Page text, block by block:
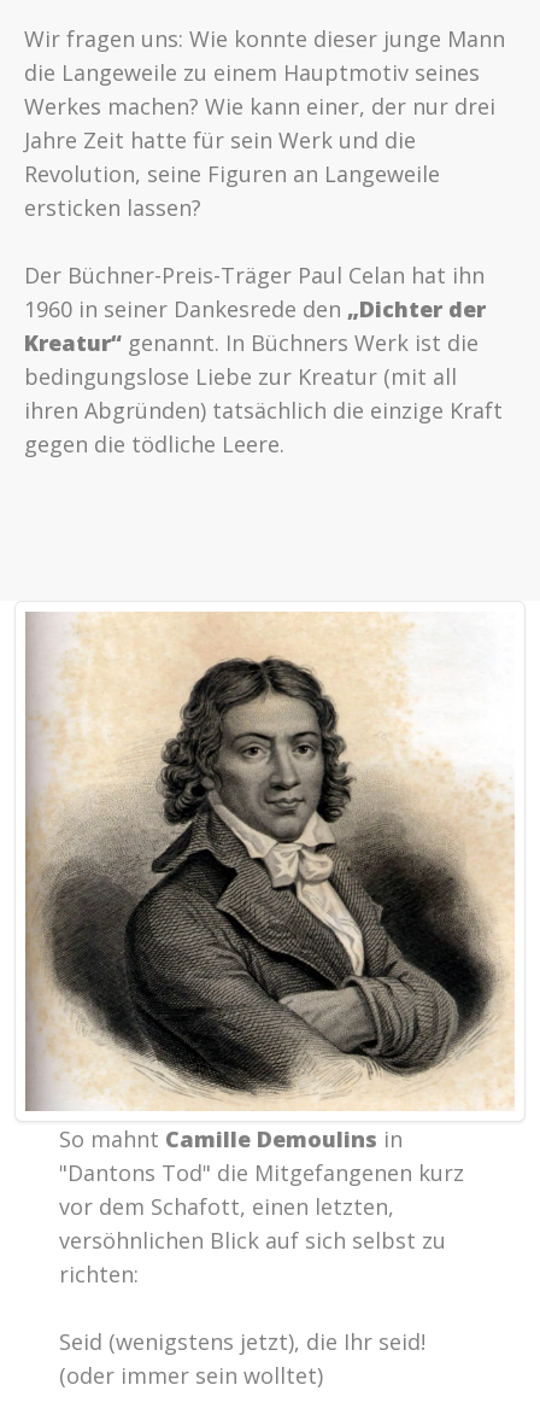
Wir fragen uns: Wie konnte dieser junge Mann
die Langeweile zu einem Hauptmotiv seines
Werkes machen? Wie kann einer, der nur drei
Jahre Zeit hatte für sein Werk und die
Revolution, seine Figuren an Langeweile
ersticken lassen?
Der Büchner-Preis-Träger Paul Celan hat ihn
1960 in seiner Dankesrede den „Dichter der
Kreatur“ genannt. In Büchners Werk ist die
bedingungslose Liebe zur Kreatur (mit all
ihren Abgründen) tatsächlich die einzige Kraft
gegen die tödliche Leere.
So mahnt Camille Demoulins in
"Dantons Tod" die Mitgefangenen kurz
vor dem Schafott, einen letzten,
versöhnlichen Blick auf sich selbst zu
richten:
Seid (wenigstens jetzt), die Ihr seid!
(oder immer sein wolltet)